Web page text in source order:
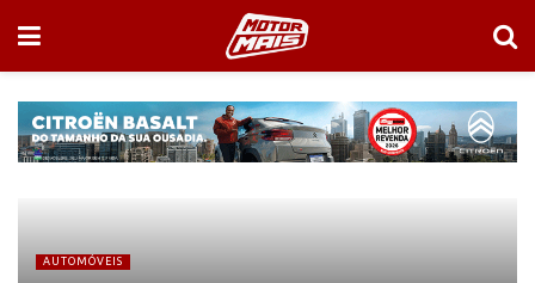
AUTOMÓVEIS